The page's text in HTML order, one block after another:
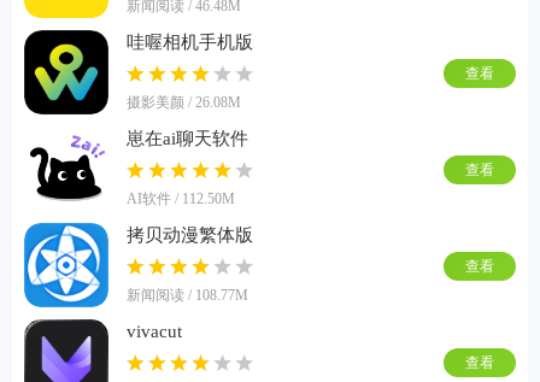
新闻阅读 / 46.48M
哇喔相机手机版
摄影美颜 / 26.08M
查看
崽在ai聊天软件
AI软件 / 112.50M
查看
拷贝动漫繁体版
新闻阅读 / 108.77M
查看
vivacut
查看